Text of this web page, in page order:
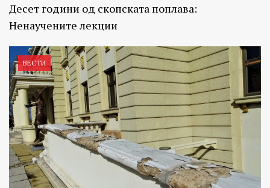
Десет години од скопската поплава:
Ненаучените лекции
ВЕСТИ